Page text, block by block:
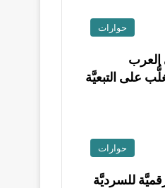
حوارات
العرب
على التبعيَّة
حوارات
للسرديَّة